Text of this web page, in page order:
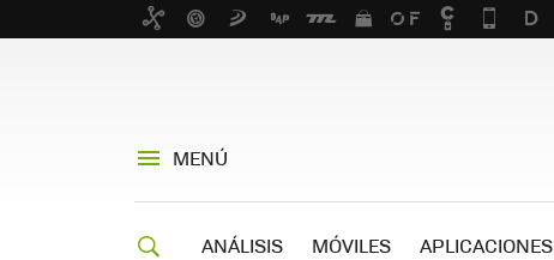
MENÚ
ANÁLISIS MÓVILES APLICACIONES